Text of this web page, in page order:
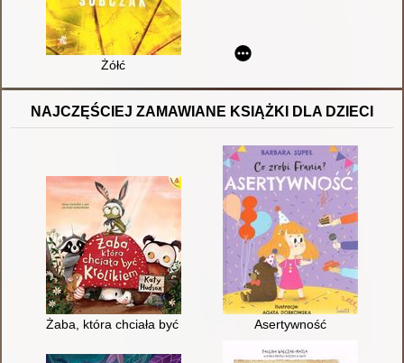
Żółć
NAJCZĘŚCIEJ ZAMAWIANE KSIĄŻKI DLA DZIECI
Żaba, która chciała być królikiem Asertywność